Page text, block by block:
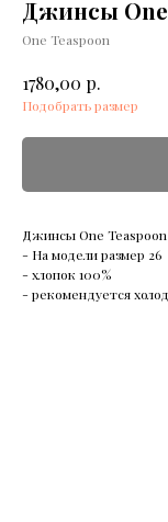
Джинсы One
One Teaspoon
1780,00 р.
Подобрать размер
Джинсы One
- На модели размер 26
- хлопок 100%
- рекомендуется